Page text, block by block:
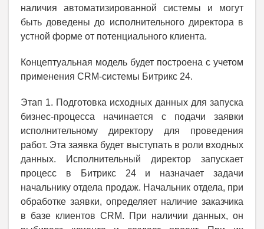
наличия автоматизированной системы и могут
быть доведены до исполнительного директора в
устной форме от потенциального клиента.
Концептуальная модель будет построена с учетом
применения CRM-системы Битрикс 24.
Этап 1. Подготовка исходных данных для запуска
бизнес-процесса начинается с подачи заявки
исполнительному директору для проведения
работ. Эта заявка будет выступать в роли входных
данных. Исполнительный директор запускает
процесс в Битрикс 24 и назначает задачи
начальнику отдела продаж. Начальник отдела, при
обработке заявки, определяет наличие заказчика
в базе клиентов CRM. При наличии данных, он